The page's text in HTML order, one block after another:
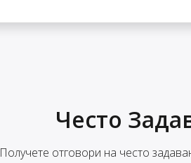
Често
Получете отговори на често